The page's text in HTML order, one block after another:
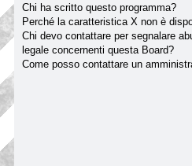
Chi ha scritto questo programma?
Perché la caratteristica X non è
Chi devo contattare per segnalare
legale concernenti questa Board?
Come posso contattare un